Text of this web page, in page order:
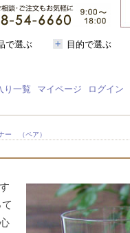
で選ぶ 目的で選ぶ
り一覧 マイページ ログイン
ー （ペア）